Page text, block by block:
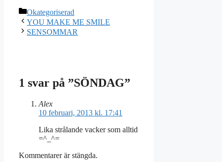
Kategorier
Okategoriserad
YOU MAKE ME SMILE
SENSOMMAR
1 svar på ”SÖNDAG”
Alex
10 februari, 2013 kl. 17:41
Lika strålande vacker som alltid
=^_^=
Kommentarer är stängda.